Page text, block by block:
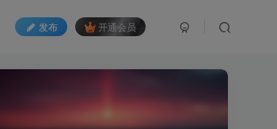
发布 开通会员